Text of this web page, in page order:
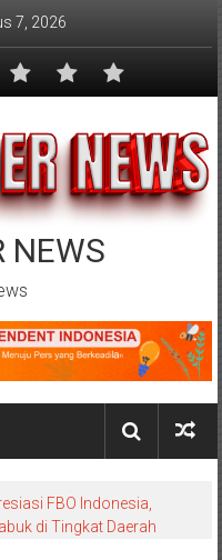
7, 2026
NEWS
FBO Indonesia,
di Tingkat Daerah